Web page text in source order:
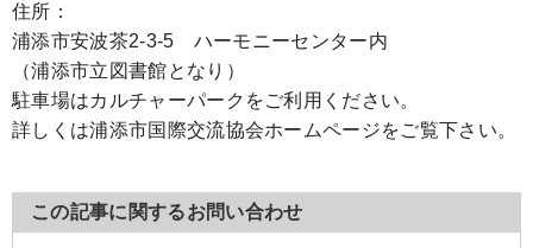
住所：
浦添市安波茶2-3-5 ハーモニーセンター内
（浦添市立図書館となり）
駐車場はカルチャーパークをご利用ください。
詳しくは浦添市国際交流協会ホームページをご覧下さい。
この記事に関するお問い合わせ